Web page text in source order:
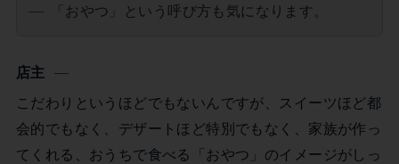
「おやつ」という呼び方も気になります。
店主
こだわりというほどでもないんですが、スイーツほど都
会的でもなく、デザートほど特別でもなく、家族が作っ
てくれる、おうちで食べる「おやつ」のイメージがしっ